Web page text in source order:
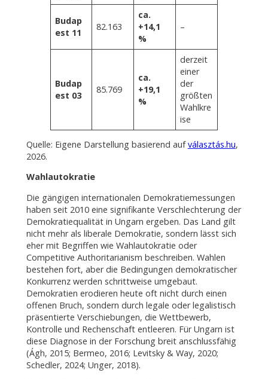
Budap
est 11
82.163
ca.
+14,1
%
–
Budap
est 03
85.769
ca.
+19,1
%
derzeit
einer
der
größten
Wahlkre
ise
Quelle: Eigene Darstellung basierend aufválasztás.hu,
2026.
Wahlautokratie
Die gängigen internationalen Demokratiemessungen
haben seit 2010 eine signifikante Verschlechterung der
Demokratiequalität in Ungarn ergeben. Das Land gilt
nicht mehr als liberale Demokratie, sondern lässt sich
eher mit Begriffen wie Wahlautokratie oder
Competitive Authoritarianism beschreiben. Wahlen
bestehen fort, aber die Bedingungen demokratischer
Konkurrenz werden schrittweise umgebaut.
Demokratien erodieren heute oft nicht durch einen
offenen Bruch, sondern durch legale oder legalistisch
präsentierte Verschiebungen, die Wettbewerb,
Kontrolle und Rechenschaft entleeren. Für Ungarn ist
diese Diagnose in der Forschung breit anschlussfähig
(Ágh, 2015; Bermeo, 2016; Levitsky & Way, 2020;
Schedler, 2024; Unger, 2018).